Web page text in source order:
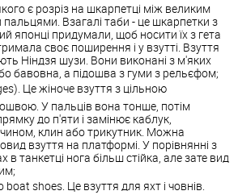
є розріз на шкарпетці між великим
Взагалі таби - це шкарпетки з
японці придумали, щоб носити їх з гета
своє поширення і у взутті. Взуття
Ніндзя шузи. Вони виконані з м'яких
бавовна, а підошва з гуми з рельєфом;
Це жіноче взуття з цільною
У пальців вона тонше, потім
до п'яти і замінює каблук,
клин або трикутник. Можна
взуття на платформі. У порівнянні з
в танкетці нога більш стійка, але зате вид
shoes. Це взуття для яхт і човнів.